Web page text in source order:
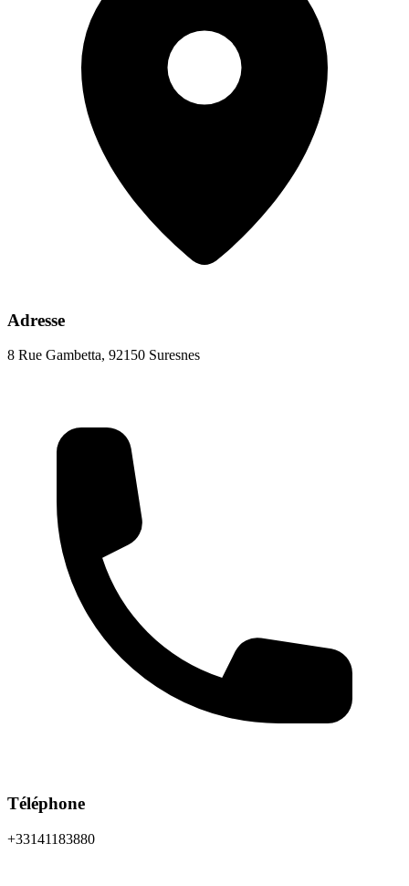
Adresse
8 Rue Gambetta, 92150 Suresnes
Téléphone
+33141183880